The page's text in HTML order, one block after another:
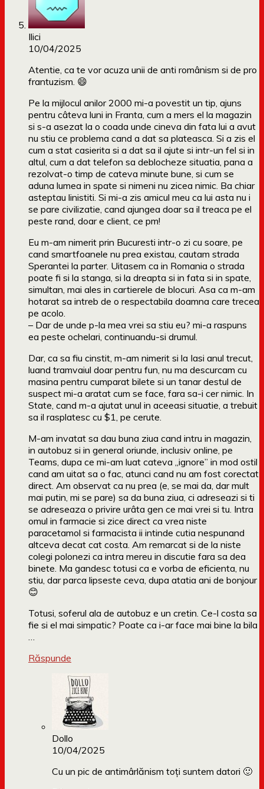
Ilici
10/04/2025
Atentie, ca te vor acuza unii de anti românism si de pro
frantuzism. 😄
Pe la mijlocul anilor 2000 mi-a povestit un tip, ajuns
pentru câteva luni in Franta, cum a mers el la magazin
si s-a asezat la o coada unde cineva din fata lui a avut
nu stiu ce problema cand a dat sa plateasca. Si a zis el
cum a stat casierita si a dat sa il ajute si intr-un fel si in
altul, cum a dat telefon sa deblocheze situatia, pana a
rezolvat-o timp de cateva minute bune, si cum se
aduna lumea in spate si nimeni nu zicea nimic. Ba chiar
asteptau linistiti. Si mi-a zis amicul meu ca lui asta nu i
se pare civilizatie, cand ajungea doar sa il treaca pe el
peste rand, doar e client, ce pm!
Eu m-am nimerit prin Bucuresti intr-o zi cu soare, pe
cand smartfoanele nu prea existau, cautam strada
Sperantei la parter. Uitasem ca in Romania o strada
poate fi si la stanga, si la dreapta si in fata si in spate,
simultan, mai ales in cartierele de blocuri. Asa ca m-am
hotarat sa intreb de o respectabila doamna care trecea
pe acolo.
– Dar de unde p-la mea vrei sa stiu eu? mi-a raspuns
ea peste ochelari, continuandu-si drumul.
Dar, ca sa fiu cinstit, m-am nimerit si la Iasi anul trecut,
luand tramvaiul doar pentru fun, nu ma descurcam cu
masina pentru cumparat bilete si un tanar destul de
suspect mi-a aratat cum se face, fara sa-i cer nimic. In
State, cand m-a ajutat unul in aceeasi situatie, a trebuit
sa il rasplatesc cu $1, pe cerute.
M-am invatat sa dau buna ziua cand intru in magazin,
in autobuz si in general oriunde, inclusiv online, pe
Teams, dupa ce mi-am luat cateva „ignore” in mod ostil
cand am uitat sa o fac, atunci cand nu am fost corectat
direct. Am observat ca nu prea (e, se mai da, dar mult
mai putin, mi se pare) sa da buna ziua, ci adreseazi si ti
se adreseaza o privire urâta gen ce mai vrei si tu. Intra
omul in farmacie si zice direct ca vrea niste
paracetamol si farmacista ii intinde cutia nespunand
altceva decat cat costa. Am remarcat si de la niste
colegi polonezi ca intra mereu in discutie fara sa dea
binete. Ma gandesc totusi ca e vorba de eficienta, nu
stiu, dar parca lipseste ceva, dupa atatia ani de bonjour
😊
Totusi, soferul ala de autobuz e un cretin. Ce-l costa sa
fie si el mai simpatic? Poate ca i-ar face mai bine la bila
…
Răspunde
Dollo
10/04/2025
Cu un pic de antimârlănism toți suntem datori 🙂